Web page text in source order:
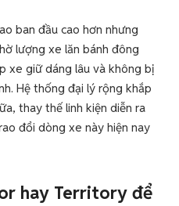
ban đầu cao hơn nhưng
lượng xe lăn bánh đông
xe giữ dáng lâu và không bị
Hệ thống đại lý rộng khắp
thay thế linh kiện diễn ra
đổi dòng xe này hiện nay
hay Territory để